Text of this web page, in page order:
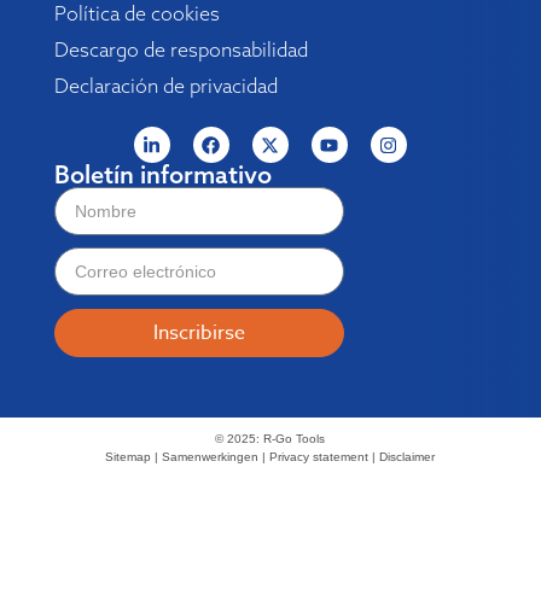
Política de cookies
Descargo de responsabilidad
Declaración de privacidad
Boletín informativo
Inscribirse
© 2025: R-Go Tools
Sitemap | Samenwerkingen | Privacy statement | Disclaimer